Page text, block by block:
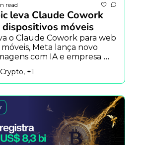
read
leva Claude Cowork
dispositivos móveis
o Claude Cowork para web
Meta lança novo
com IA e empresa
oculto do Claude Code
+1